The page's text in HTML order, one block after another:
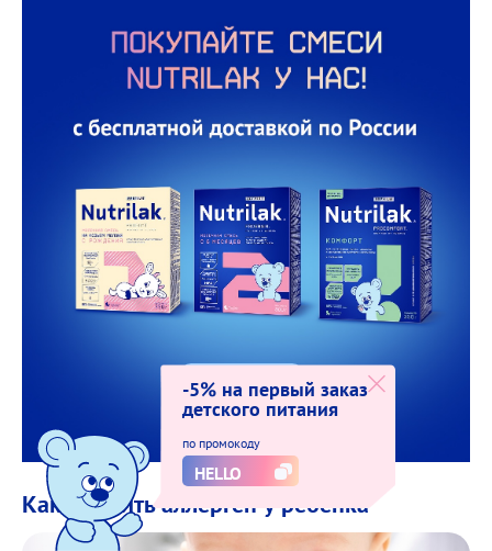
Купить
Как выявить аллерген у ребенка
-5% на первый заказ
детского питания
по промокоду
HELLO